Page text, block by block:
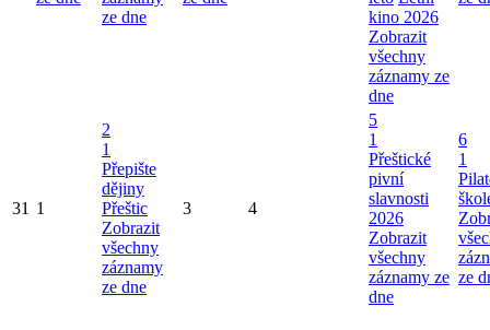
ze dne
kino 2026
Zobrazit
všechny
záznamy ze
dne
31 1
2
1
Přepište
dějiny
Přeštic
Zobrazit
všechny
záznamy
ze dne
3 4
5
1
Přeštické
pivní
slavnosti
2026
Zobrazit
všechny
záznamy ze
dne
6
1
ze